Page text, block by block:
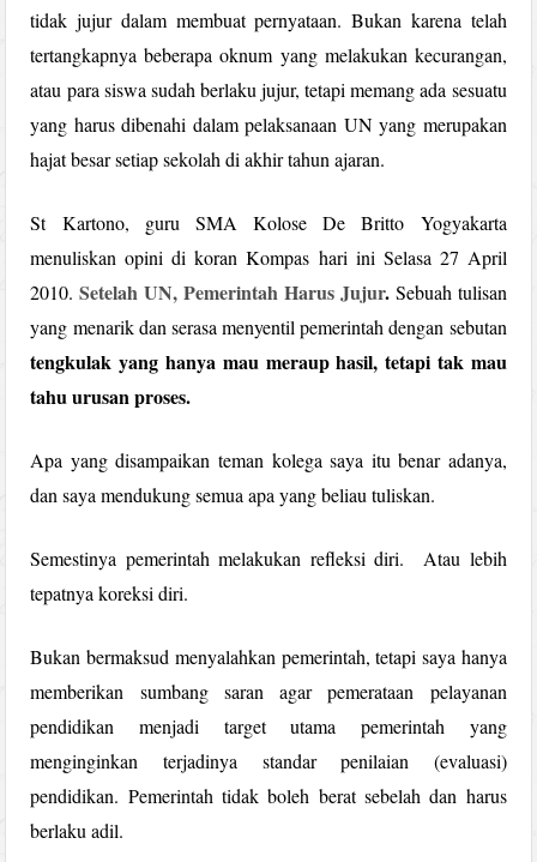
tidak jujur dalam membuat pernyataan. Bukan karena telah
tertangkapnya beberapa oknum yang melakukan kecurangan,
atau para siswa sudah berlaku jujur, tetapi memang ada sesuatu
yang harus dibenahi dalam pelaksanaan UN yang merupakan
hajat besar setiap sekolah di akhir tahun ajaran.
St Kartono, guru SMA Kolose De Britto Yogyakarta
menuliskan opini di koran Kompas hari ini Selasa 27 April
2010.Setelah UN, Pemerintah Harus Jujur.Sebuah tulisan
yang menarik dan serasa menyentil pemerintah dengan sebutan
tengkulak yang hanya mau meraup hasil, tetapi tak mau
tahu urusan proses.
Apa yang disampaikan teman kolega saya itu benar adanya,
dan saya mendukung semua apa yang beliau tuliskan.
Semestinya pemerintah melakukan refleksi diri. Atau lebih
tepatnya koreksi diri.
Bukan bermaksud menyalahkan pemerintah, tetapi saya hanya
memberikan sumbang saran agar pemerataan pelayanan
pendidikan menjadi target utama pemerintah yang
menginginkan terjadinya standar penilaian (evaluasi)
pendidikan. Pemerintah tidak boleh berat sebelah dan harus
berlaku adil.